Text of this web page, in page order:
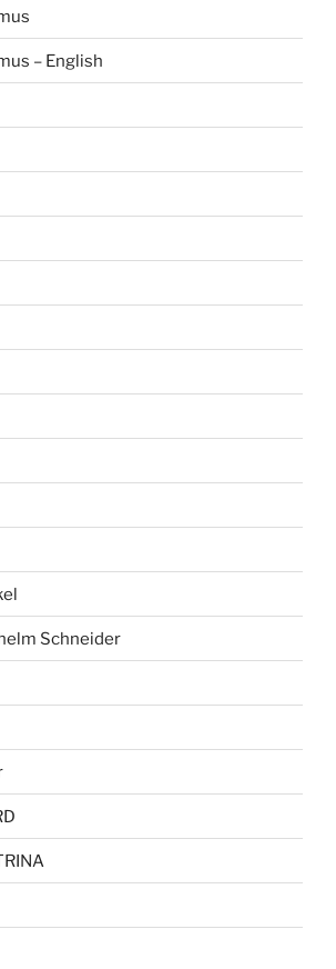
– English
Schneider